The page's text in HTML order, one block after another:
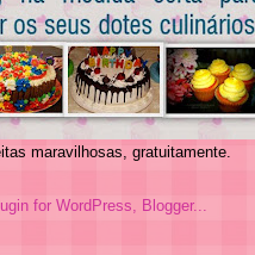
maravilhosas, gratuitamente.